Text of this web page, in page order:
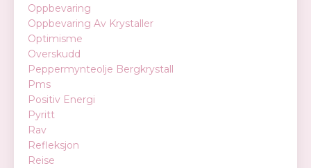
Oppbevaring
Oppbevaring Av Krystaller
Optimisme
Overskudd
Peppermynteolje Bergkrystall
Pms
Positiv Energi
Pyritt
Rav
Refleksjon
Reise